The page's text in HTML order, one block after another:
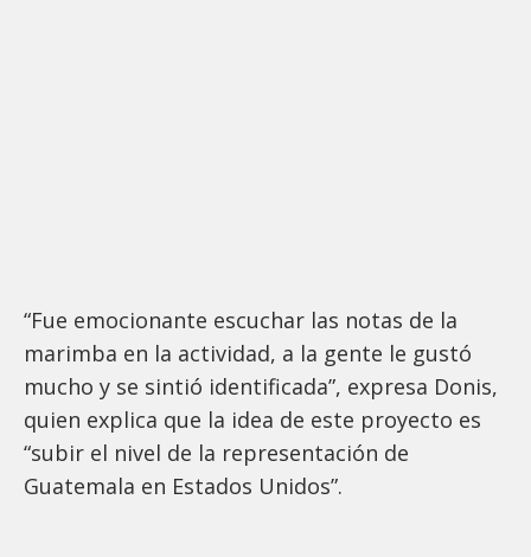
“Fue emocionante escuchar las notas de la
marimba en la actividad, a la gente le gustó
mucho y se sintió identificada”, expresa Donis,
quien explica que la idea de este proyecto es
“subir el nivel de la representación de
Guatemala en Estados Unidos”.